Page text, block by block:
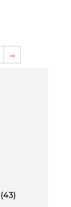
(43)
→